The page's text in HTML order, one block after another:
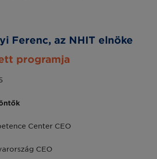
Ferenc, az NHIT elnöke
programja
Center CEO
CEO